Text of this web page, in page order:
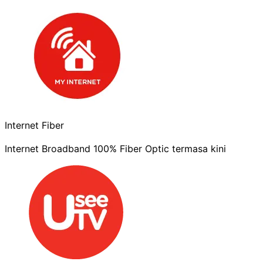
Internet Fiber
Internet Broadband 100% Fiber Optic termasa kini